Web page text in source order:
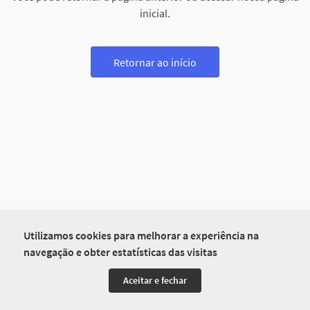
Utilizamos cookies para melhorar a experiência na
navegação e obter estatísticas das visitas
Aceitar e fechar
inicial.
Retornar ao início